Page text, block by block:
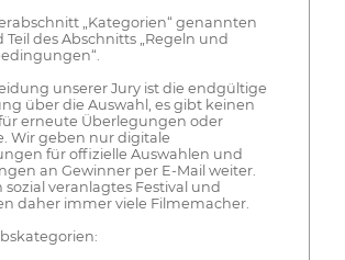
„Kategorien“ genannten
Teil des Abschnitts „Regeln und
unserer Jury ist die endgültige
über die Auswahl, es gibt keinen
erneute Überlegungen oder
Wir geben nur digitale
für offizielle Auswahlen und
an Gewinner per E-Mail weiter.
sozial veranlagtes Festival und
daher immer viele Filmemacher.